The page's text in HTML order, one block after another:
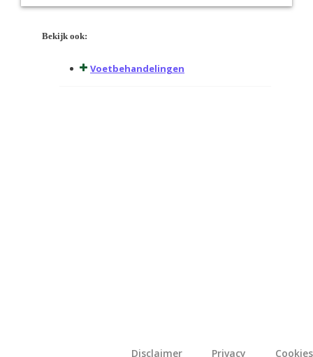
Bekijk ook:
Voetbehandelingen
Disclaimer Privacy Cookies